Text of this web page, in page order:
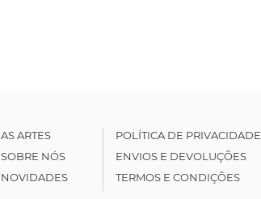
AS ARTES
SOBRE NÓS
NOVIDADES
POLÍTICA DE PRIVACIDADE
ENVIOS E DEVOLUÇÕES
TERMOS E CONDIÇÕES